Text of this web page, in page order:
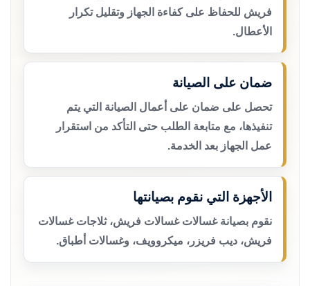
فريش للحفاظ على كفاءة الجهاز وتقليل تكرار
الأعطال.
ضمان على الصيانة
تحصل على ضمان على أعمال الصيانة التي يتم
تنفيذها، مع متابعة الطلب حتى التأكد من استقرار
عمل الجهاز بعد الخدمة.
الأجهزة التي نقوم بصيانتها
نقوم بصيانة غسالات غسالات فريش، ثلاجات غسالات
فريش، ديب فريزر، ميكروويف، وغسالات أطباق.